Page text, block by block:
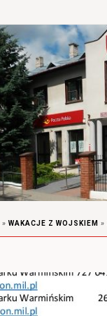
» WAKACJE Z WOJSKIEM »